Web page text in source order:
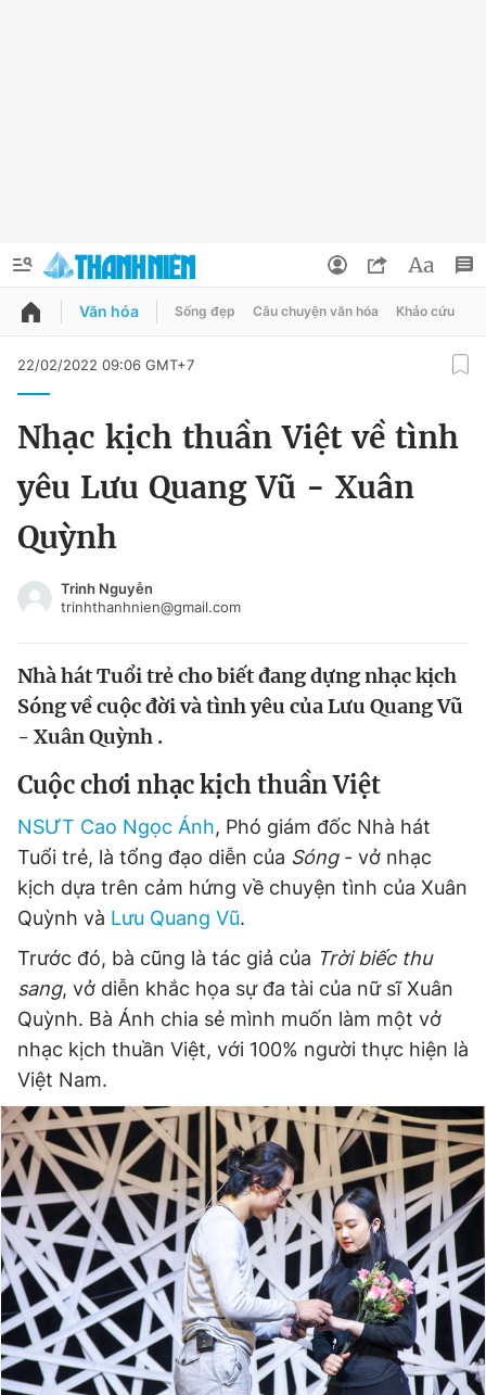
QUẢNG CÁO
Chuyên mục
Chuyên mục khác
Chào ngày mới
Video Magazine
Sản phẩm khác
Tiện ích Bạn cần biết
Thông tin tòa soạn Liên hệ quảng cáo
Đọc Thanh Niên trên điện thoại
Theo dõi báo trên
Hotline
0906 645 777
Liên hệ quảng cáo
0908 780 404
Đặt báo Quảng cáo RSS Tòa soạn Chính sách bảo
Tổng biên tập: Nguyễn Ngọc Toàn
Phó tổng biên tập thường trực: Hải Thành
Đổi mật khẩu
Tin đã lưu
Tin đã xem
Đăng xuất
Văn hóa Sống đẹp Câu chuyện văn hóa Khảo cứu
22/02/2022 09:06 GMT+7
Nhạc kịch thuần Việt về tình
yêu Lưu Quang Vũ - Xuân
Quỳnh
Trinh Nguyễn
trinhthanhnien@gmail.com
Nhà hát Tuổi trẻ cho biết đang dựng nhạc kịch
Sóng về cuộc đời và tình yêu của Lưu Quang Vũ
- Xuân Quỳnh .
Cuộc chơi nhạc kịch thuần Việt
NSƯT Cao Ngọc Ánh, Phó giám đốc Nhà hát
Tuổi trẻ, là tổng đạo diễn của Sóng- vở nhạc
kịch dựa trên cảm hứng về chuyện tình của Xuân
Quỳnh và Lưu Quang Vũ.
Trước đó, bà cũng là tác giả của Trời biếc thu
sang, vở diễn khắc họa sự đa tài của nữ sĩ Xuân
Quỳnh. Bà Ánh chia sẻ mình muốn làm một vở
nhạc kịch thuần Việt, với 100% người thực hiện là
Việt Nam.